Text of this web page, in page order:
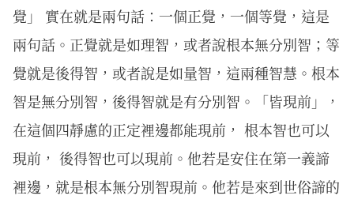
覺」 實在就是兩句話：一個正覺，一個等覺，這是
兩句話。正覺就是如理智，或者說根本無分別智；等
覺就是後得智，或者說是如量智，這兩種智慧。根本
智是無分別智，後得智就是有分別智。「皆現前」，
在這個四靜慮的正定裡邊都能現前， 根本智也可以
現前， 後得智也可以現前。他若是安住在第一義諦
裡邊，就是根本無分別智現前。他若是來到世俗諦的